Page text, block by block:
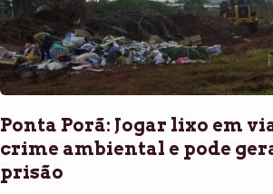
Ponta Porã: Jogar lixo em
crime ambiental e pode
prisão